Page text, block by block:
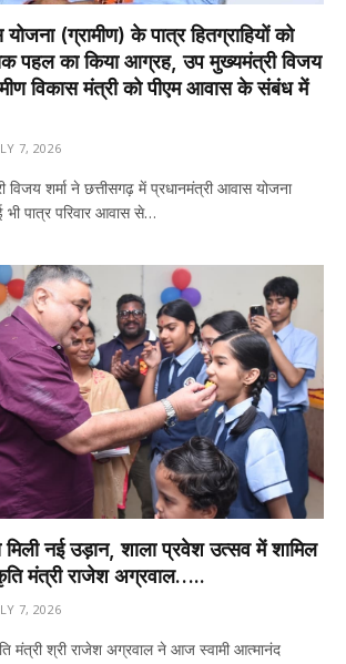
(ग्रामीण) के पात्र हितग्राहियों को
पहल का किया आग्रह, उप मुख्यमंत्री विजय
विकास मंत्री को पीएम आवास के संबंध में
7, 2026
विजय शर्मा ने छत्तीसगढ़ में प्रधानमंत्री आवास योजना
भी पात्र परिवार आवास से…
मिली नई उड़ान, शाला प्रवेश उत्सव में शामिल
मंत्री राजेश अग्रवाल…..
7, 2026
मंत्री श्री राजेश अग्रवाल ने आज स्वामी आत्मानंद